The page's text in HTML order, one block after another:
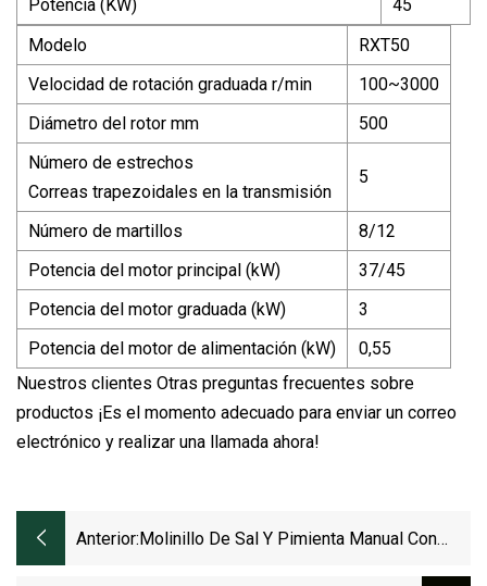
Potencia (KW)
45
Modelo
RXT50
Velocidad de rotación graduada r/min
100~3000
Diámetro del rotor mm
500
Número de estrechos
Correas trapezoidales en la transmisión
5
Número de martillos
8/12
Potencia del motor principal (kW)
37/45
Potencia del motor graduada (kW)
3
Potencia del motor de alimentación (kW)
0,55
Nuestros clientes Otras preguntas frecuentes sobre
productos ¡Es el momento adecuado para enviar un correo
electrónico y realizar una llamada ahora!
Anterior:Molinillo De Sal Y Pimienta Manual Con